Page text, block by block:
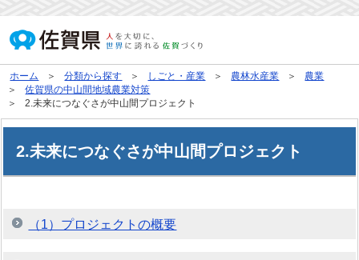
ホーム 分類から探す しごと・産業 農林水産業
農業
佐賀県の中山間地域農業対策
2.未来につなぐさが中山間プロジェクト
2.未来につなぐさが中山間プロジェクト
（1）プロジェクトの概要